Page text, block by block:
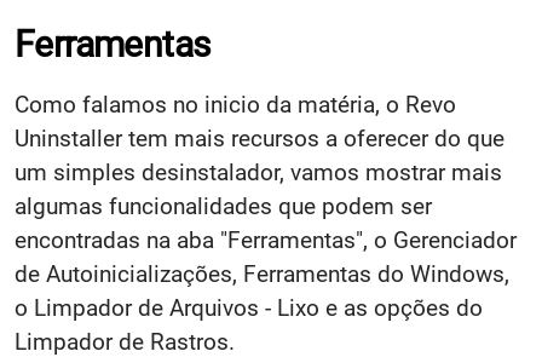
Ferramentas
Como falamos no inicio da matéria, o Revo
Uninstaller tem mais recursos a oferecer do que
um simples desinstalador, vamos mostrar mais
algumas funcionalidades que podem ser
encontradas na aba "Ferramentas", o Gerenciador
de Autoinicializações, Ferramentas do Windows,
o Limpador de Arquivos - Lixo e as opções do
Limpador de Rastros.